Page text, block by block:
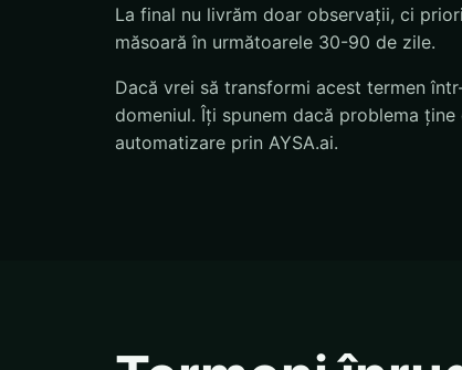
La final nu livrăm doar observații, ci
măsoară în următoarele 30-90 de zile.
Dacă vrei să transformi acest termen
domeniul. Îți spunem dacă problema ține
automatizare prin AYSA.ai.